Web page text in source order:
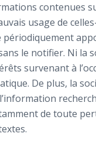
contenues
usage de
le notifier. Ni la
survenant à
De plus, la
de toute